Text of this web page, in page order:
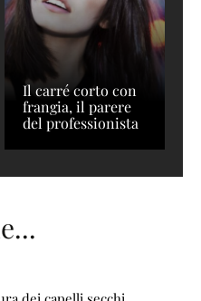
Il carré corto con
frangia, il parere
del professionista